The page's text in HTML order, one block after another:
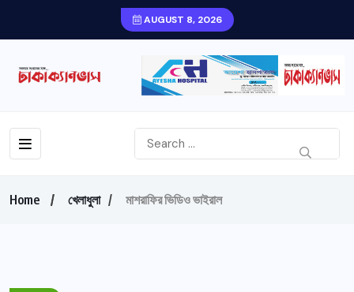
AUGUST 8, 2026
Home খেলাধুলা মাশরাফির ভিডিও ভাইরাল